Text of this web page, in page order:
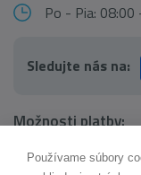
Po - Pia: 08:00
Sledujte nás na:
Možnosti platby:
AI
Používame súbory